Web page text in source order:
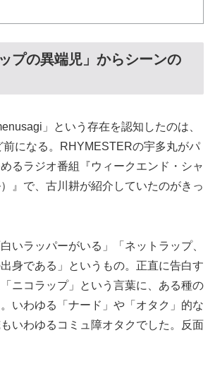
プの異端児」からシーンの
」という存在を認知したのは、
になる。RHYMESTERの宇多丸がパ
るラジオ番組『ウィークエンド・シャ
』で、古川耕が紹介していたのがきっ
いラッパーがいる」「ネットラップ、
身である」というもの。正直に告白す
ニコラップ」という言葉に、ある種の
いわゆる「ナード」や「オタク」的な
いわゆるコミュ障オタクでした。反面